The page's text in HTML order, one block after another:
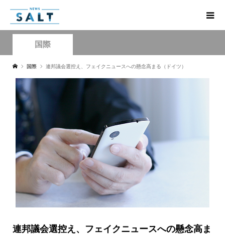
国際
国際 連邦議会選控え、フェイクニュースへの懸念高まる（ドイツ）
連邦議会選控え、フェイクニュースへの懸念高ま